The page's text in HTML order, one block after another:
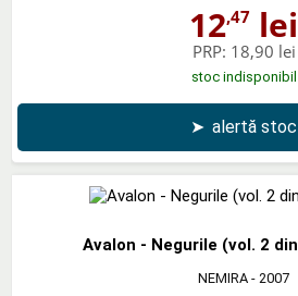
12,47 lei
PRP: 18,90 lei
stoc indisponibil
➤ alertă stoc
Avalon - Negurile (vol. 2
NEMIRA - 2007